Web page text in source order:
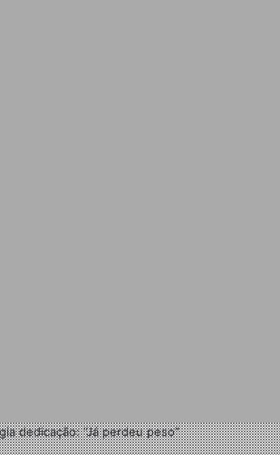
dedicação: “Já perdeu peso”